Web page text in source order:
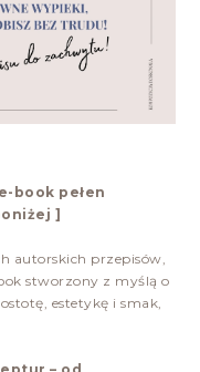
book pełen
]
autorskich przepisów,
stworzony z myślą o
estetykę i smak,